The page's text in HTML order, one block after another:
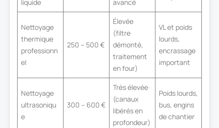
liquide
avancé
Nettoyage
thermique
professionn
el
250 – 500 €
Élevée
(filtre
démonté,
traitement
en four)
VL et poids
lourds,
encrassage
important
Nettoyage
ultrasoniqu
e
300 – 600 €
Très élevée
(canaux
libérés en
profondeur)
Poids lourds,
bus, engins
de chantier